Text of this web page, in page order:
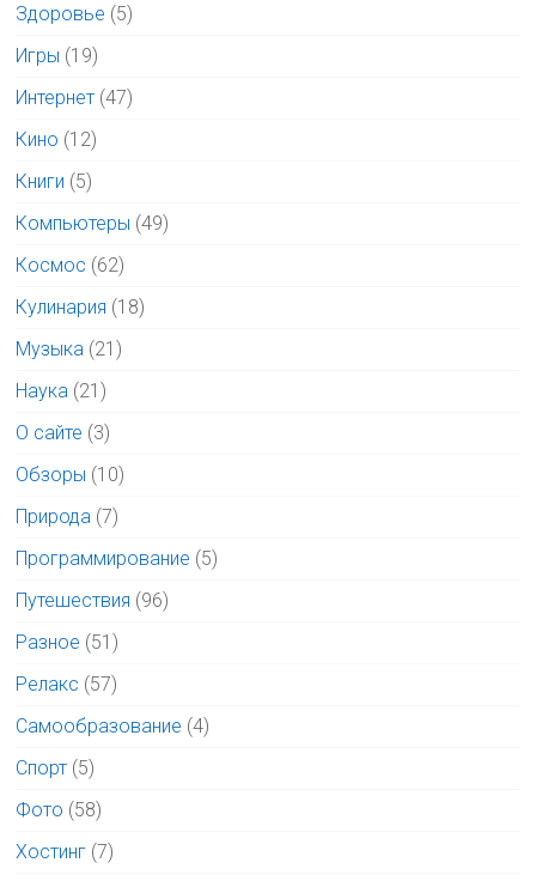
Здоровье (5)
Игры (19)
Интернет (47)
Кино (12)
Книги (5)
Компьютеры (49)
Космос (62)
Кулинария (18)
Музыка (21)
Наука (21)
О сайте (3)
Обзоры (10)
Природа (7)
Программирование (5)
Путешествия (96)
Разное (51)
Релакс (57)
Самообразование (4)
Спорт (5)
Фото (58)
Хостинг (7)